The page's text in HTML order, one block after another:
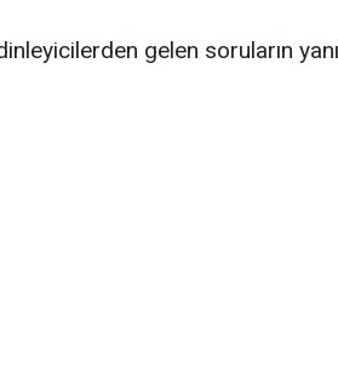
gelen soruların